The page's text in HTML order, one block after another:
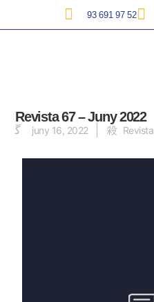
93 691 97 52
Revista 67 – Juny 2022
juny 16, 2022 Revista